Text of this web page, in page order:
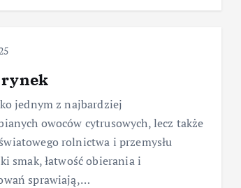
jednym z najbardziej
owoców cytrusowych, lecz także
rolnictwa i przemysłu
smak, łatwość obierania i
sprawiają,…